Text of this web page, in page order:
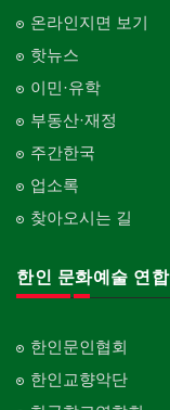
온라인지면 보기
핫뉴스
이민·유학
부동산·재정
주간한국
업소록
찾아오시는 길
한인 문화예술 연합
한인문인협회
한인교향악단